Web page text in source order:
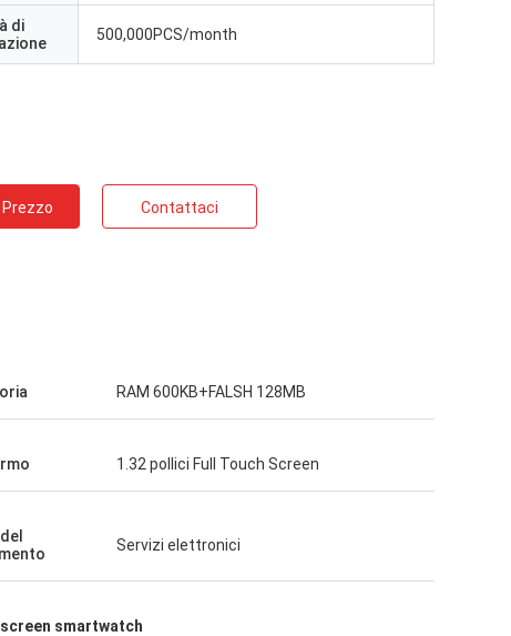
di
500,000PCS/month
Prezzo Contattaci
RAM 600KB+FALSH 128MB
1.32 pollici Full Touch Screen
Servizi elettronici
smartwatch